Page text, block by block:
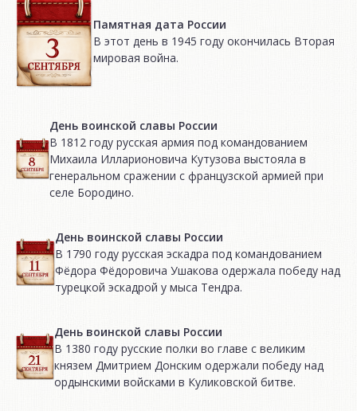
Памятная дата России
В этот день в 1945 году окончилась Вторая
мировая война.
День воинской славы России
В 1812 году русская армия под командованием
Михаила Илларионовича Кутузова выстояла в
генеральном сражении с французской армией при
селе Бородино.
День воинской славы России
В 1790 году русская эскадра под командованием
Фёдора Фёдоровича Ушакова одержала победу над
турецкой эскадрой у мыса Тендра.
День воинской славы России
В 1380 году русские полки во главе с великим
князем Дмитрием Донским одержали победу над
ордынскими войсками в Куликовской битве.